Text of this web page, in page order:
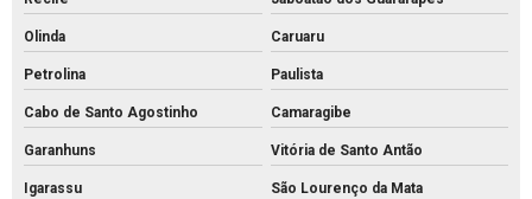
Tijolo de concreto vazado
Tijolo de concreto
Tubo de concreto 400mm
Tubo de concreto de 40cm preço
Tubo de concreto preço
Olinda Caruaru
Petrolina Paulista
Cabo de Santo Agostinho Camaragibe
Garanhuns Vitória de Santo Antão
Igarassu São Lourenço da Mata